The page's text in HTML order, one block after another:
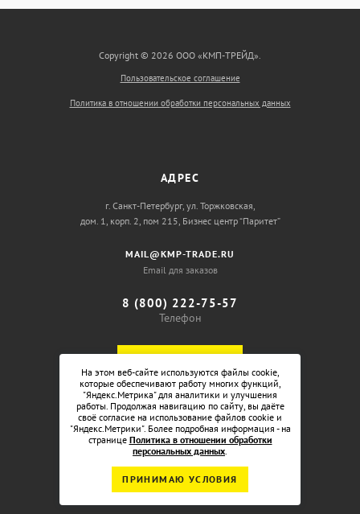
Copyright © 2026 ООО «КМП-ТРЕЙД».
Пользовательское соглашение
Политика в отношении обработки персональных данных
АДРЕС
г. Санкт-Петербург, ул. Торжковская,
дом. 1, корп. 2, пом 215, Бизнес центр “Паритет”
MAIL@KMP-TRADE.RU
Email для заказов
8 (800) 222-75-57
Телефон
На этом веб-сайте используются файлы cookie,
которые обеспечивают работу многих функций,
"Яндекс.Метрика" для аналитики и улучшения
работы. Продолжая навигацию по сайту, вы даёте
своё согласие на использование файлов cookie и
"Яндекс.Метрики". Более подробная информация - на
странице Политика в отношении обработки
персональных данных.
ПРИНИМАЮ УСЛОВИЯ